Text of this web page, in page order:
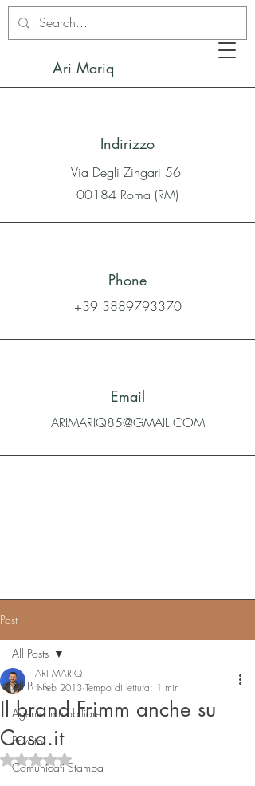
Ari Mariq
Indirizzo
Via Degli Zingari 56
00184 Roma (RM)
Phone
+39 3889793370
Email
ARIMARIQ85@GMAIL.COM
Post
All Posts
Agente immobiliare
Privato
Comunicati Stampa
All Posts
Il brand Frimm anche su
Casa.it
ARI MARIQ
1 feb 2013 Tempo di lettura: 1 min
Valutazione NaN stelle su 5.